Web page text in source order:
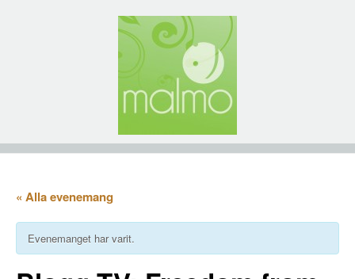
« Alla evenemang
Evenemanget har varit.